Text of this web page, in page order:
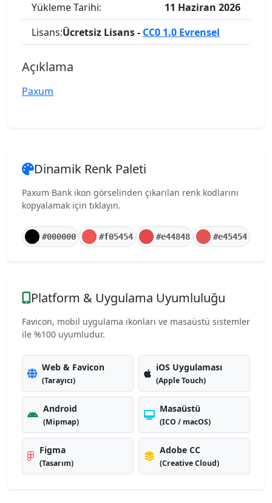
Yükleme Tarihi:
11 Haziran 2026
Lisans:Ücretsiz Lisans - CC0 1.0 Evrensel
Açıklama
Paxum
Dinamik Renk Paleti
Paxum Bank ikon görselinden çıkarılan renk kodlarını
kopyalamak için tıklayın.
#000000 #f05454 #e44848 #e45454
Platform & Uygulama Uyumluluğu
Favicon, mobil uygulama ikonları ve masaüstü sistemler
ile %100 uyumludur.
Web & Favicon
(Tarayıcı)
iOS Uygulaması
(Apple Touch)
Android
(Mipmap)
Masaüstü
(ICO / macOS)
Figma
(Tasarım)
Adobe CC
(Creative Cloud)